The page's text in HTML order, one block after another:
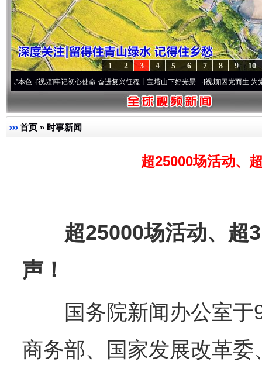
10
9
8
7
6
5
4
3
2
1
视频]牢记初心使命 奋进复兴征程丨宝塔山下好光景..·[视频]因党而生 为党而战——
首页 » 时事新闻
超25000场活动、
超25000场活动、超
声！
国务院新闻办公室于9
商务部、国家发展改革